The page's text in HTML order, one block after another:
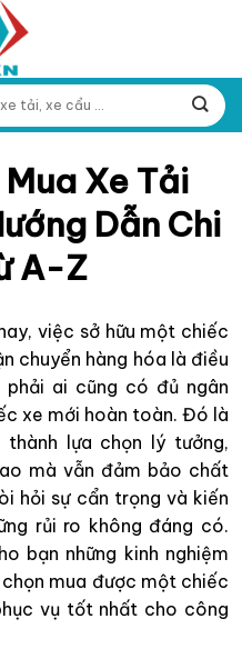
Xe Tải
Dẫn Chi
A-Z
việc sở hữu một chiếc
chuyển hàng hóa là điều
phải ai cũng có đủ ngân
xe mới hoàn toàn. Đó là
thành lựa chọn lý tưởng,
mà vẫn đảm bảo chất
hỏi sự cẩn trọng và kiến
rủi ro không đáng có.
bạn những kinh nghiệm
mua được một chiếc
vụ tốt nhất cho công